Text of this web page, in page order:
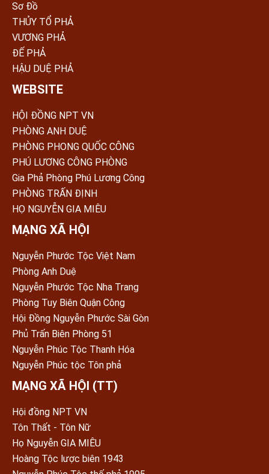
Sơ Đồ
THỦY TỔ PHẢ
VƯƠNG PHẢ
ĐẾ PHẢ
HẬU DUỆ PHẢ
WEBSITE
HỘI ĐỒNG NPT VN
PHÒNG ANH DUỆ
PHÒNG PHONG QUỐC CÔNG
PHÚ LƯƠNG CÔNG PHÒNG
Gia Phả Phòng Phú Lương Công
PHÒNG TRẤN ÐỊNH
HỌ NGUYỄN GIA MIÊU
MẠNG XÃ HỘI
Nguyễn Phước Tộc Việt Nam
Phòng Anh Duệ
Nguyễn Phước Tộc Nha Trang
Phòng Tuy Biên Quận Công
Hội Đồng Nguyễn Phước Sài Gòn
Phủ Trấn Biên Phòng 51
Nguyễn Phúc Tộc Thanh Hóa
Nguyễn Phúc tộc Tôn phả
MẠNG XÃ HỘI (TT)
Hội đồng NPT VN
Tôn Thất - Tôn Nữ
Họ Nguyễn GIA MIÊU
Hoàng Tộc lược biên 1943